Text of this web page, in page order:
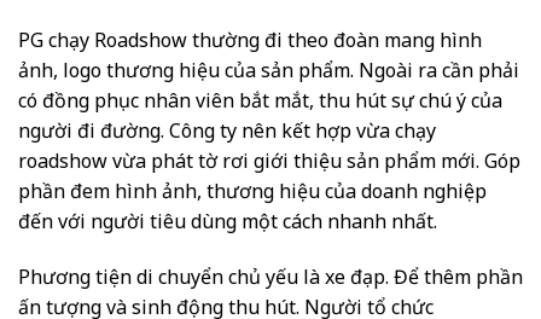
PG chạy Roadshow thường đi theo đoàn mang hình
ảnh, logo thương hiệu của sản phẩm. Ngoài ra cần phải
có đồng phục nhân viên bắt mắt, thu hút sự chú ý của
người đi đường. Công ty nên kết hợp vừa chạy
roadshow vừa phát tờ rơi giới thiệu sản phẩm mới. Góp
phần đem hình ảnh, thương hiệu của doanh nghiệp
đến với người tiêu dùng một cách nhanh nhất.
Phương tiện di chuyển chủ yếu là xe đạp. Để thêm phần
ấn tượng và sinh động thu hút. Người tổ chức